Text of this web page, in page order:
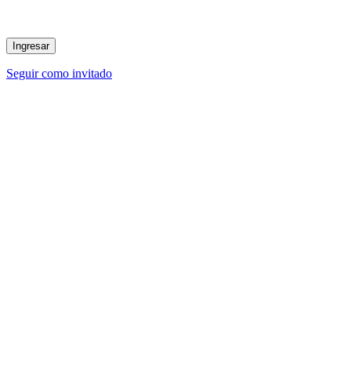
Ingresar
Seguir como invitado